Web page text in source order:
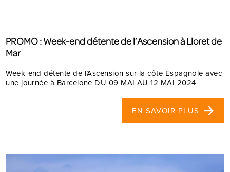
PROMO : Week-end détente de l’Ascension à Lloret de
Mar
Week-end détente de l’Ascension sur la côte Espagnole avec
une journée à Barcelone DU 09 MAI AU 12 MAI 2024
EN SAVOIR PLUS